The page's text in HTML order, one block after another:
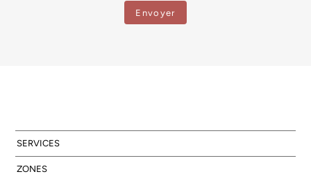
SERVICES
ZONES